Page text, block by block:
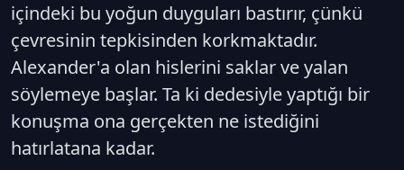
içindeki bu yoğun duyguları bastırır, çünkü
çevresinin tepkisinden korkmaktadır.
Alexander'a olan hislerini saklar ve yalan
söylemeye başlar. Ta ki dedesiyle yaptığı bir
konuşma ona gerçekten ne istediğini
hatırlatana kadar.